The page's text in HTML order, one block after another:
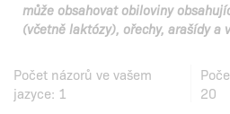
může obsahovat obiloviny
(včetně laktózy), ořechy, arašídy a
Počet názorů ve vašem
jazyce: 1
20